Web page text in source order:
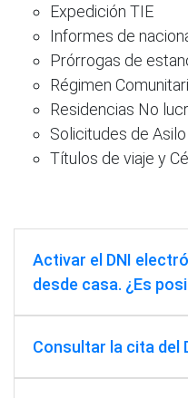
Expedición TIE
Informes de
Prórrogas de
Régimen
Residencias No
Solicitudes de
Títulos de viaje y
Activar el DNI
desde casa. ¿Es
Consultar la cita del